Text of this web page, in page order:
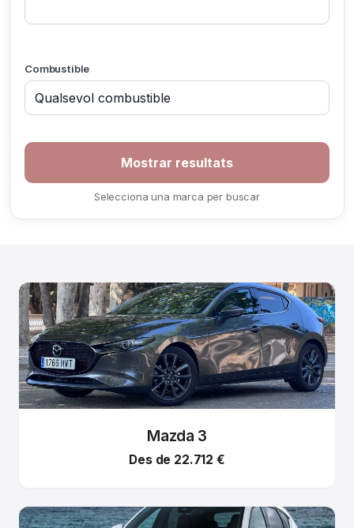
Combustible
human,
Selecciona una marca per buscar
Mazda 3
Des de 22.712 €